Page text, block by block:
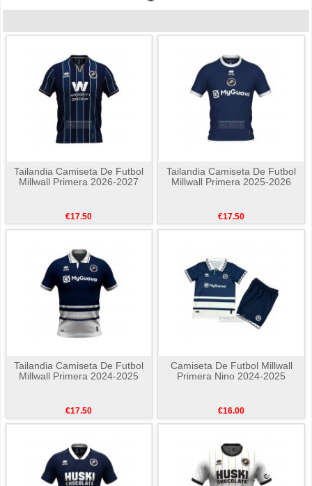
Tailandia Camiseta De Futbol
Millwall Primera 2026-2027
€17.50
Tailandia Camiseta De Futbol
Millwall Primera 2025-2026
€17.50
Tailandia Camiseta De Futbol
Millwall Primera 2024-2025
€17.50
Camiseta De Futbol Millwall
Primera Nino 2024-2025
€16.00